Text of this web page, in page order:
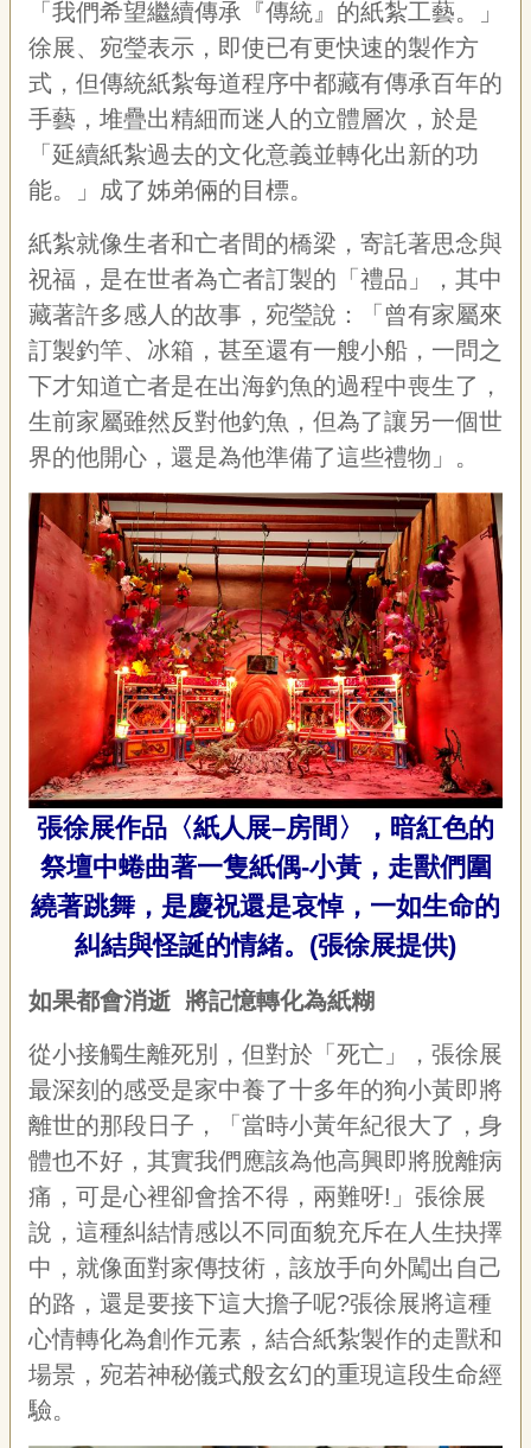
「我們希望繼續傳承『傳統』的紙紮工藝。」
徐展、宛瑩表示，即使已有更快速的製作方
式，但傳統紙紮每道程序中都藏有傳承百年的
手藝，堆疊出精細而迷人的立體層次，於是
「延續紙紮過去的文化意義並轉化出新的功
能。」成了姊弟倆的目標。
紙紮就像生者和亡者間的橋梁，寄託著思念與
祝福，是在世者為亡者訂製的「禮品」，其中
藏著許多感人的故事，宛瑩說：「曾有家屬來
訂製釣竿、冰箱，甚至還有一艘小船，一問之
下才知道亡者是在出海釣魚的過程中喪生了，
生前家屬雖然反對他釣魚，但為了讓另一個世
界的他開心，還是為他準備了這些禮物」。
張徐展作品〈紙人展–房間〉，暗紅色的
祭壇中蜷曲著一隻紙偶-小黃，走獸們圍
繞著跳舞，是慶祝還是哀悼，一如生命的
糾結與怪誕的情緒。(張徐展提供)
如果都會消逝 將記憶轉化為紙糊
從小接觸生離死別，但對於「死亡」，張徐展
最深刻的感受是家中養了十多年的狗小黃即將
離世的那段日子，「當時小黃年紀很大了，身
體也不好，其實我們應該為他高興即將脫離病
痛，可是心裡卻會捨不得，兩難呀!」張徐展
說，這種糾結情感以不同面貌充斥在人生抉擇
中，就像面對家傳技術，該放手向外闖出自己
的路，還是要接下這大擔子呢?張徐展將這種
心情轉化為創作元素，結合紙紮製作的走獸和
場景，宛若神秘儀式般玄幻的重現這段生命經
驗。